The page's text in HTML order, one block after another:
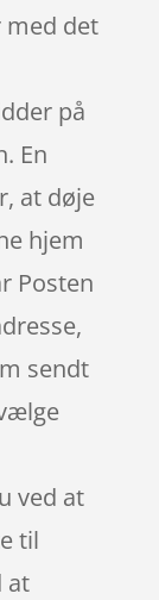
med det
på
En
at døje
hjem
Posten
sendt
ved at
til
at